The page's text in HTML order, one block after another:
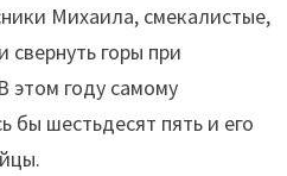
Михаила, смекалистые,
горы при
этом году самому
бы шестьдесят пять и его